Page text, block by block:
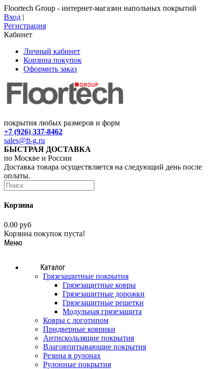
Floortech Group - интернет-магазин напольных покрытий
Вход |
Регистрация
Кабинет
Личный кабинет
Корзина покупок
Оформить заказ
покрытия любых размеров и форм
+7 (926) 337-8462
sales@ft-g.ru
БЫСТРАЯ ДОСТАВКА
по Москве и России
Доставка товара осуществляется на следующий день после
оплаты.
Корзина
0.00 руб
Корзина покупок пуста!
Меню
Каталог
Грязезащитные покрытия
Грязезащитные ковры
Грязезащитные дорожки
Грязезащитные решетки
Модульная грязезащита
Ковры с логотипом
Придверные коврики
Антискользящие покрытия
Влаговпитывающие покрытия
Резина в рулонах
Рулонные покрытия